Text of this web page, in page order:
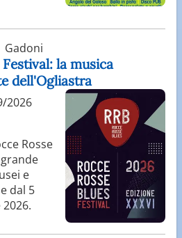
Gadoni
Festival: la musica
dell'Ogliastra
2026
Rosse
e
dal 5